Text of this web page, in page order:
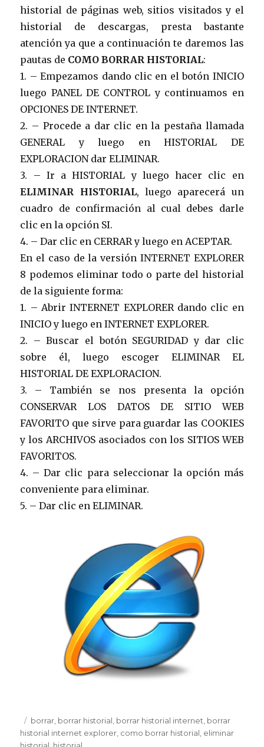
historial de páginas web, sitios visitados y el
historial de descargas, presta bastante
atención ya que a continuación te daremos las
pautas de COMO BORRAR HISTORIAL:
1. – Empezamos dando clic en el botón INICIO
luego PANEL DE CONTROL y continuamos en
OPCIONES DE INTERNET.
2. – Procede a dar clic en la pestaña llamada
GENERAL y luego en HISTORIAL DE
EXPLORACION dar ELIMINAR.
3. – Ir a HISTORIAL y luego hacer clic en
ELIMINAR HISTORIAL, luego aparecerá un
cuadro de confirmación al cual debes darle
clic en la opción SI.
4. – Dar clic en CERRAR y luego en ACEPTAR.
En el caso de la versión INTERNET EXPLORER
8 podemos eliminar todo o parte del historial
de la siguiente forma:
1. – Abrir INTERNET EXPLORER dando clic en
INICIO y luego en INTERNET EXPLORER.
2. – Buscar el botón SEGURIDAD y dar clic
sobre él, luego escoger ELIMINAR EL
HISTORIAL DE EXPLORACION.
3. – También se nos presenta la opción
CONSERVAR LOS DATOS DE SITIO WEB
FAVORITO que sirve para guardar las COOKIES
y los ARCHIVOS asociados con los SITIOS WEB
FAVORITOS.
4. – Dar clic para seleccionar la opción más
conveniente para eliminar.
5. – Dar clic en ELIMINAR.
Publicado
el
Etiquetas
borrar borrar historial borrar historial internet borrar
historial internet explorer como borrar historial eliminar